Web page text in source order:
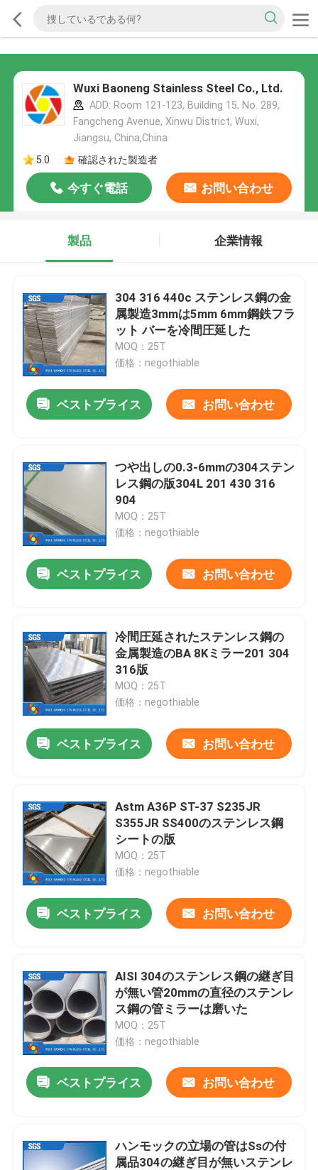
Wuxi Baoneng Stainless Steel Co., Ltd.
ADD: Room 121-123, Building 15, No. 289,
Fangcheng Avenue, Xinwu District, Wuxi,
Jiangsu, China,China
5.0
確認された製造者
今すぐ電話 お問い合わせ
製品 企業情報
304 316 440c ステンレス鋼の金
属製造3mmは5mm 6mm鋼鉄フラ
ット バーを冷間圧延した
MOQ：25T
価格：negothiable
ベストプライス お問い合わせ
つや出しの0.3-6mmの304ステン
レス鋼の版304L 201 430 316
904
MOQ：25T
価格：negothiable
ベストプライス お問い合わせ
冷間圧延されたステンレス鋼の
金属製造のBA 8Kミラー201 304
316版
MOQ：25T
価格：negothiable
ベストプライス お問い合わせ
Astm A36P ST-37 S235JR
S355JR SS400のステンレス鋼
シートの版
MOQ：25T
価格：negothiable
ベストプライス お問い合わせ
AISI 304のステンレス鋼の継ぎ目
が無い管20mmの直径のステンレ
ス鋼の管ミラーは磨いた
MOQ：25T
価格：negothiable
ベストプライス お問い合わせ
ハンモックの立場の管はSsの付
属品304の継ぎ目が無いステンレ